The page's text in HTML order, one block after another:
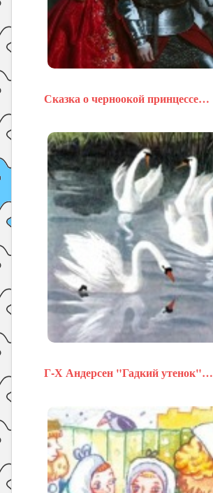
Сказка о черноокой принцессе…
Г-Х Андерсен "Гадкий утенок"…